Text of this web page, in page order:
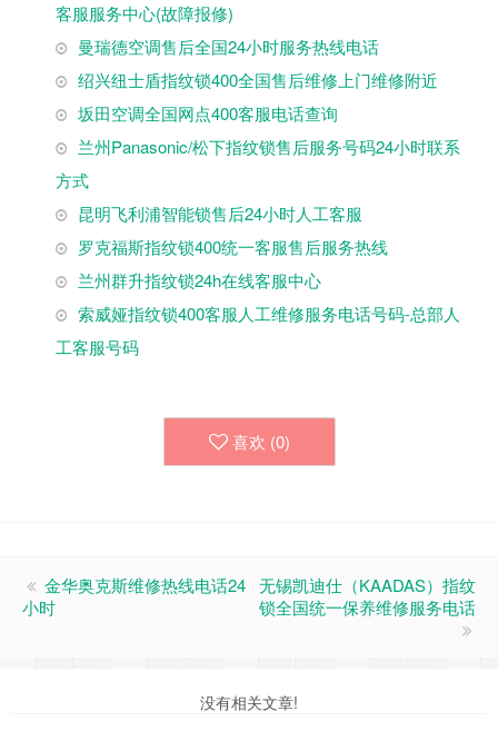
客服服务中心(故障报修)
曼瑞德空调售后全国24小时服务热线电话
绍兴纽士盾指纹锁400全国售后维修上门维修附近
坂田空调全国网点400客服电话查询
兰州Panasonic/松下指纹锁售后服务号码24小时联系
方式
昆明飞利浦智能锁售后24小时人工客服
罗克福斯指纹锁400统一客服售后服务热线
兰州群升指纹锁24h在线客服中心
索威娅指纹锁400客服人工维修服务电话号码-总部人
工客服号码
喜欢 (0)
金华奥克斯维修热线电话24
小时
无锡凯迪仕（KAADAS）指纹
锁全国统一保养维修服务电话
没有相关文章!